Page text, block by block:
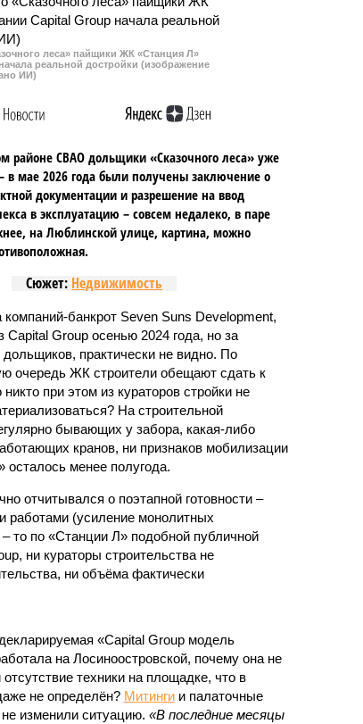
леса» пайщики ЖК «Станция Л»
реальной достройки (изображение
ИИ)
районе СВАО дольщики «Сказочного леса» уже
мае 2026 года были получены заключение о
документации и разрешение на ввод
в эксплуатацию – совсем недалеко, в паре
на Люблинской улице, картина, можно
Сюжет: Недвижимость
банкрот Seven Suns Development,
Capital Group осенью 2024 года, но за
практически не видно. По
очередь ЖК строители обещают сдать к
при этом из кураторов стройки не
На строительной
бывающих у забора, какая-либо
кранов, ни признаков мобилизации
осталось менее полугода.
отчитывался о поэтапной готовности –
работами (усиление монолитных
то по «Станции Л» подобной публичной
ни кураторы строительства не
ни объёма фактически
«Capital Group модель
на Лосиноостровской, почему она не
техники на площадке, что в
не определён? Митингии палаточные
изменили ситуацию. «В последние месяцы